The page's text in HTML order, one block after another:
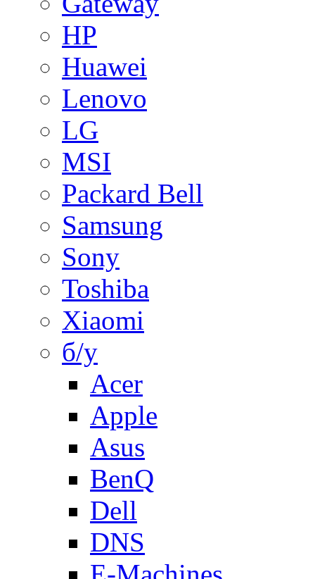
HP
Huawei
Lenovo
LG
MSI
Packard Bell
Samsung
Sony
Toshiba
Xiaomi
б/у
Acer
Apple
Asus
BenQ
Dell
DNS